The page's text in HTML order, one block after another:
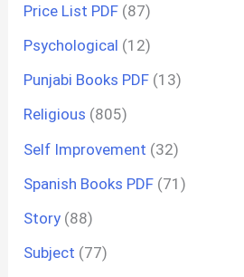
Price List PDF (87)
Psychological (12)
Punjabi Books PDF (13)
Religious (805)
Self Improvement (32)
Spanish Books PDF (71)
Story (88)
Subject (77)